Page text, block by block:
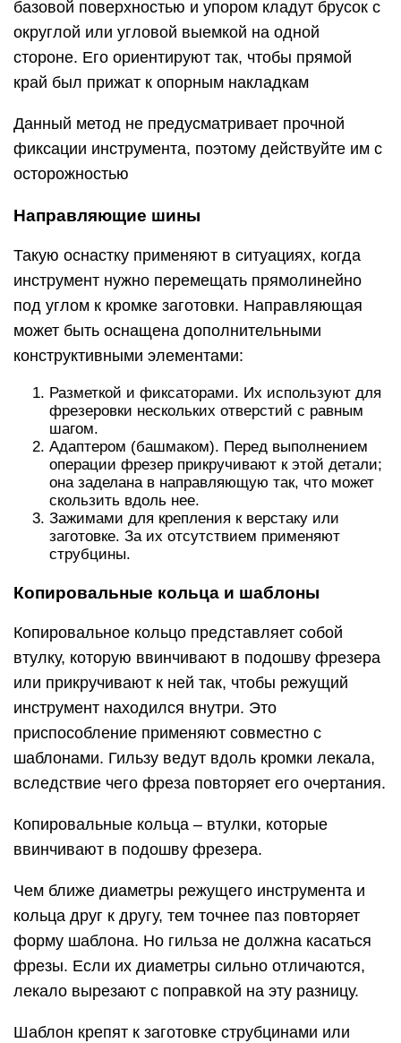
базовой поверхностью и упором кладут брусок с
округлой или угловой выемкой на одной
стороне. Его ориентируют так, чтобы прямой
край был прижат к опорным накладкам
Данный метод не предусматривает прочной
фиксации инструмента, поэтому действуйте им с
осторожностью
Направляющие шины
Такую оснастку применяют в ситуациях, когда
инструмент нужно перемещать прямолинейно
под углом к кромке заготовки. Направляющая
может быть оснащена дополнительными
конструктивными элементами:
Разметкой и фиксаторами. Их используют для
фрезеровки нескольких отверстий с равным
шагом.
Адаптером (башмаком). Перед выполнением
операции фрезер прикручивают к этой детали;
она заделана в направляющую так, что может
скользить вдоль нее.
Зажимами для крепления к верстаку или
заготовке. За их отсутствием применяют
струбцины.
Копировальные кольца и шаблоны
Копировальное кольцо представляет собой
втулку, которую ввинчивают в подошву фрезера
или прикручивают к ней так, чтобы режущий
инструмент находился внутри. Это
приспособление применяют совместно с
шаблонами. Гильзу ведут вдоль кромки лекала,
вследствие чего фреза повторяет его очертания.
Копировальные кольца – втулки, которые
ввинчивают в подошву фрезера.
Чем ближе диаметры режущего инструмента и
кольца друг к другу, тем точнее паз повторяет
форму шаблона. Но гильза не должна касаться
фрезы. Если их диаметры сильно отличаются,
лекало вырезают с поправкой на эту разницу.
Шаблон крепят к заготовке струбцинами или